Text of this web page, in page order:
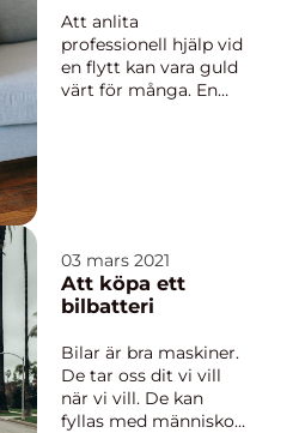
i...
en professionell
flyttfirma
Att anlita
professionell hjälp vid
en flytt kan vara guld
värt för många. En
erbjuder sina tjänster
på en ort och...
03 mars 2021
Att köpa ett
bilbatteri
Bilar är bra maskiner.
De tar oss dit vi vill
när vi vill. De kan
fyllas med människor,